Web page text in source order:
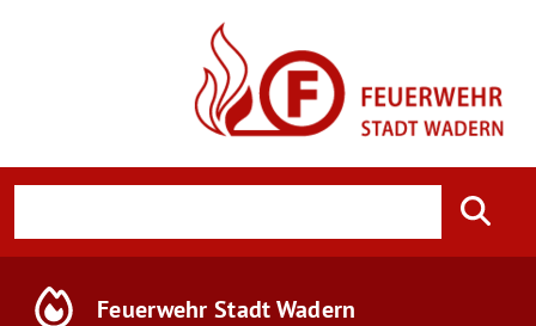
Feuerwehr Stadt Wadern